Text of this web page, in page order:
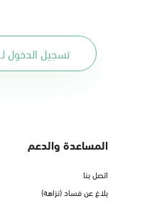
تسجيل الدخول لـ
المساعدة والدعم
اتصل بنا
بلاغ عن فساد (نزاهة)